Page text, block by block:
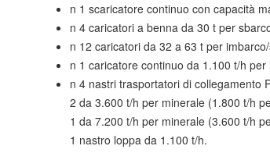
n 1 scaricatore continuo con capacità
n 4 caricatori a benna da 30 t per
n 12 caricatori da 32 a 63 t per
n 1 caricatore continuo da 1.100 t/h per
n 4 nastri trasportatori di collegamento
2 da 3.600 t/h per minerale (1.800 t/h
1 da 7.200 t/h per minerale (3.600 t/h
1 nastro loppa da 1.100 t/h.